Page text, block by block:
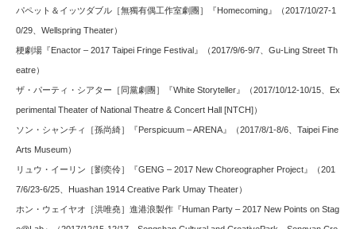
パペット＆イッツダブル［無獨有偶工作室劇團］『Homecoming』（2017/10/27-1
0/29、Wellspring Theater）
梗劇場『Enactor – 2017 Taipei Fringe Festival』（2017/9/6-9/7、Gu-Ling Street Th
eatre）
ザ・パーティ・シアター［同黨劇團］『White Storyteller』（2017/10/12-10/15、Ex
perimental Theater of National Theatre & Concert Hall [NTCH]）
ソン・シャンチィ［孫尚綺］『Perspicuum – ARENA』（2017/8/1-8/6、Taipei Fine
Arts Museum）
リュウ・イーリン［劉奕伶］『GENG – 2017 New Choreographer Project』（201
7/6/23-6/25、Huashan 1914 Creative Park Umay Theater）
ホン・ウェイヤオ［洪唯堯］進港浪製作『Human Party – 2017 New Points on Stag